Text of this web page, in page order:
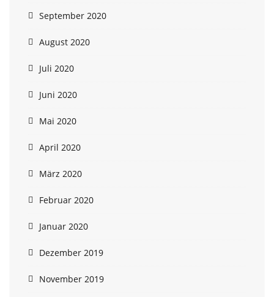
September 2020
August 2020
Juli 2020
Juni 2020
Mai 2020
April 2020
März 2020
Februar 2020
Januar 2020
Dezember 2019
November 2019